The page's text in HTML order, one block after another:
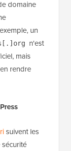
domaine
un
n'est
mais
rendre
suivent les